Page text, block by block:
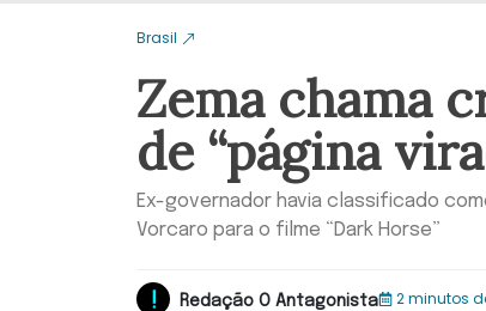
Brasil
Zema chama
de “página
Ex-governador havia classificado
Vorcaro para o filme “Dark Horse”
Redação O Antagonista 2 minutos